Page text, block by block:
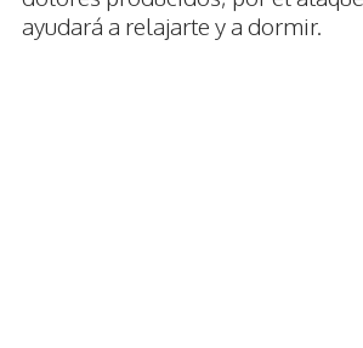
ayudará a relajarte y a dormir.